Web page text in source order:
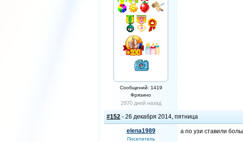
Сообщений: 1419
Фрязино
2970 дней назад
#152 - 26 декабря 2014, пятница
elena1989
Посетитель
а по узи ставили